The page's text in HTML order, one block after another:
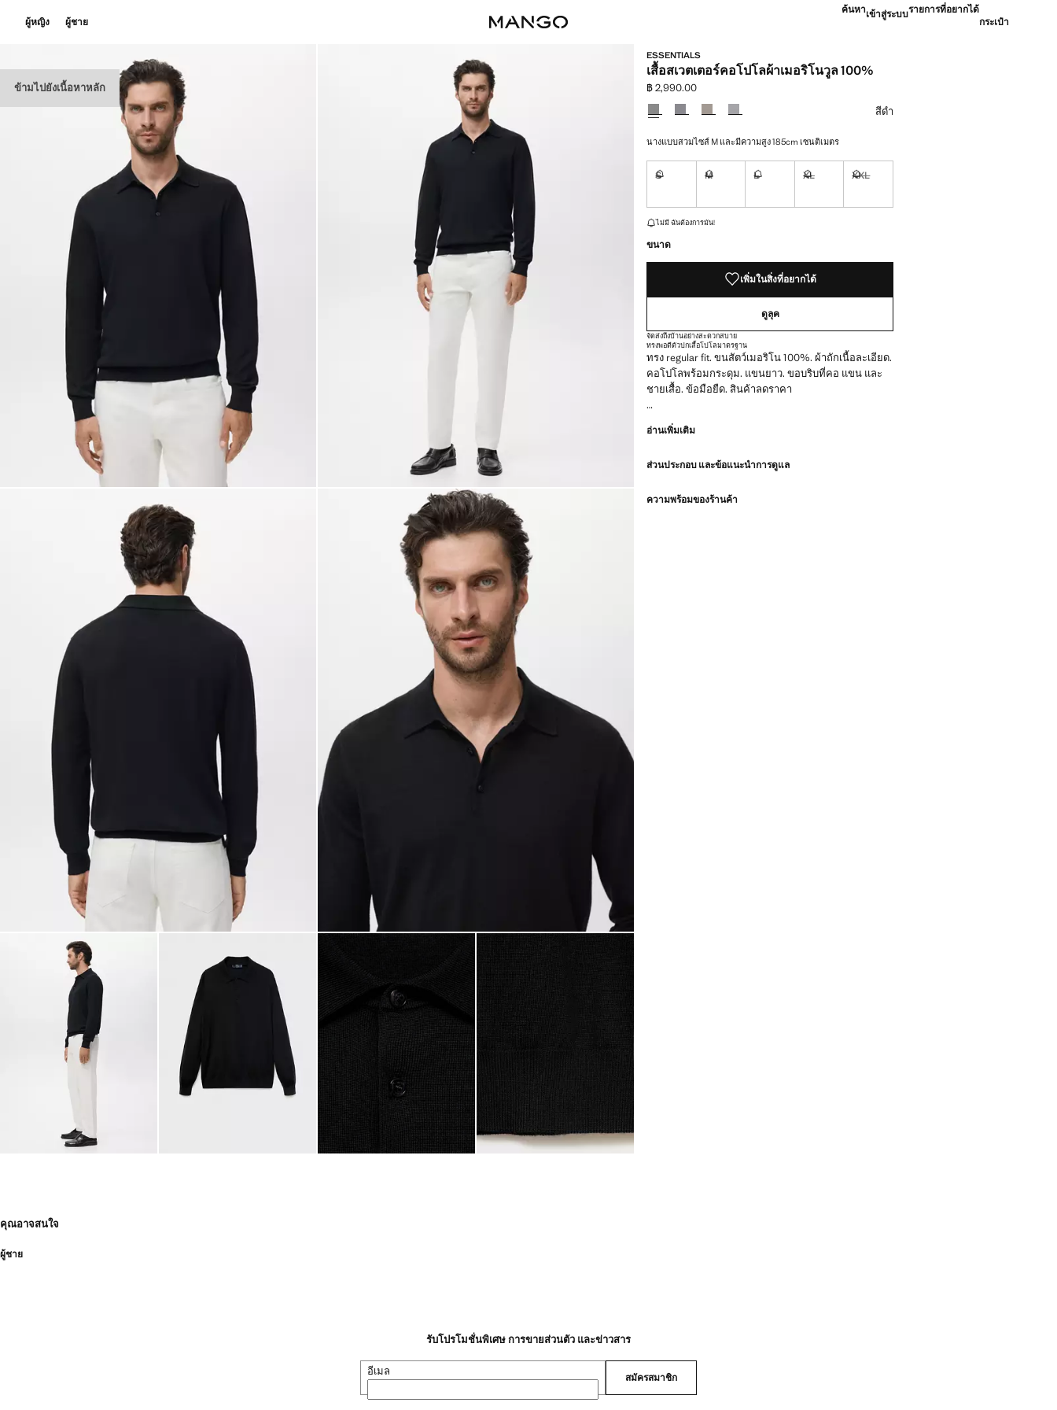
ข้ามไปยังเนื้อหาหลัก
ผู้หญิง ผู้ชาย
ค้นหาเข้าสู่ระบบรายการที่อยากได้
กระเป๋า
ESSENTIALS
เสื้อสเวตเตอร์คอโปโลผ้าเมอริโนวูล 100%
ราคาปัจจุบัน [฿ 2,990.00 ]
฿ 2,990.00
เลือกสี
สีดำ
นางแบบสวมไซส์ M และมีความสูง 185cm เซนติเมตร
S M L XL XXL
เหลือเพียงไม่กี่ชิ้น!
ไม่มี ฉันต้องการมัน!
ขนาด
เพิ่มในสิ่งที่อยากได้
ดูลุค
จัดส่งถึงบ้านอย่างสะดวกสบาย
ทรงพอดีตัวปกเสื้อโปโลมาตรฐาน
ทรง regular fit. ขนสัตว์เมอริโน 100%. ผ้าถักเนื้อละเอียด.
คอโปโลพร้อมกระดุม. แขนยาว. ขอบริบที่คอ แขน และ
ชายเสื้อ. ข้อมือยืด. สินค้าลดราคา
ESSENTIALS: คุณภาพดีใช้งานได้ทนทาน เราได้เพิ่ม
มาตรฐานด้านคุณภาพของเราให้ดียิ่งขึ้นโดยเพิ่มการ
ออกแบบโดยให้ความใส่ใจในโครงสร้างอย่างพิถีพิถัน
ยุคทุกสมัยได้มากยิ่งขึ้น
อ่านเพิ่มเติม
ส่วนประกอบ และข้อแนะนำการดูแล
ความพร้อมของร้านค้า
คุณอาจสนใจ
ผู้ชาย
รับโปรโมชั่นพิเศษ การขายส่วนตัว และข่าวสาร
อีเมล สมัครสมาชิก